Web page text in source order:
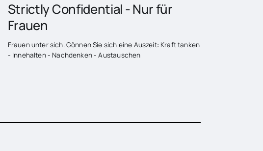
Strictly Confidential - Nur für
Frauen
Frauen unter sich. Gönnen Sie sich eine Auszeit: Kraft tanken
- Innehalten - Nachdenken - Austauschen